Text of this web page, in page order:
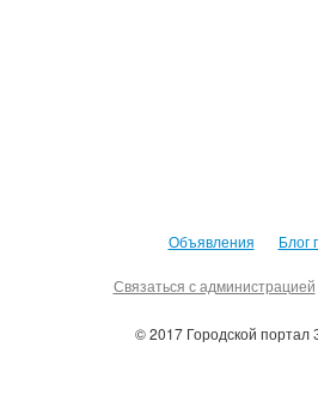
Объявления Блог
Связаться с администрацией
© 2017 Городской портал